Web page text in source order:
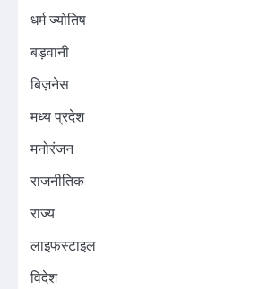
धर्म ज्योतिष
बड़वानी
बिज़नेस
मध्य प्रदेश
मनोरंजन
राजनीतिक
राज्य
लाइफस्टाइल
विदेश